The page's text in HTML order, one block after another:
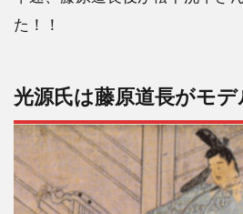
た！！
光源氏は藤原道長がモデ